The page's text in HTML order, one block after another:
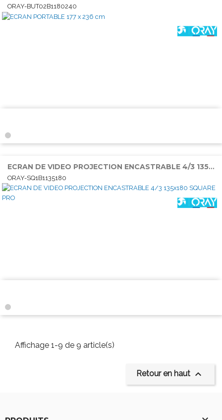
ORAY-BUT02B1180240
ECRAN DE VIDEO PROJECTION ENCASTRABLE 4/3 135x180 SQUARE PRO
ORAY-SQ1B1135180
Affichage 1-9 de 9 article(s)
Retour en haut 